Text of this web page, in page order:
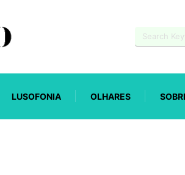
LUSOFONIA OLHARES